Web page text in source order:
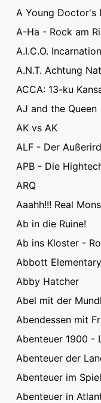
A Young Doctor's
A-Ha - Rock am
A.I.C.O. Incarnation
A.N.T. Achtung
ACCA: 13-ku
AJ and the Queen
AK vs AK
ALF - Der
APB - Die
ARQ
Aaahh!!! Real
Ab in die Ruine!
Ab ins Kloster -
Abbott Elementary
Abby Hatcher
Abel mit der
Abendessen mit
Abenteuer 1900 -
Abenteuer der
Abenteuer im
Abenteuer in